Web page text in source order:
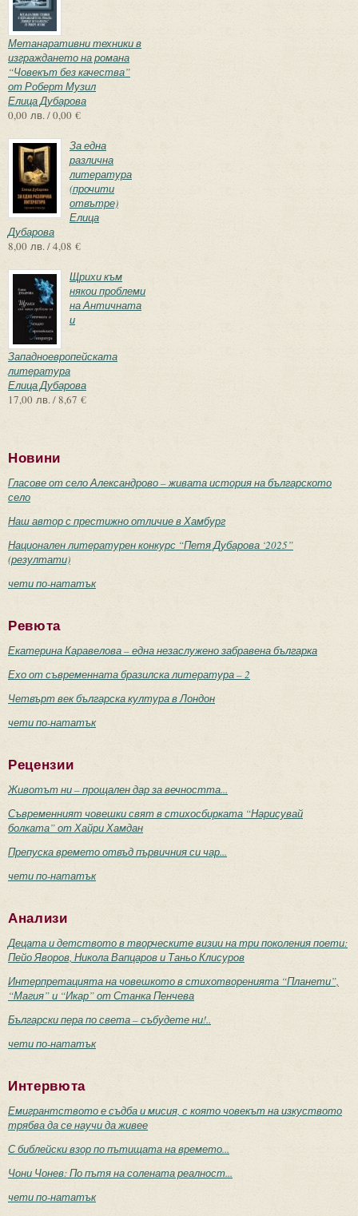
Метанаративни техники в
изграждането на романа
“Човекът без качества”
от Роберт Музил
Елица Дубарова
0,00 лв. / 0,00 €
За една
различна
литература
(прочити
отвътре)
Елица
Дубарова
8,00 лв. / 4,08 €
Щрихи към
някои проблеми
на Античната
и
Западноевропейската
литература
Елица Дубарова
17,00 лв. / 8,67 €
Новини
Гласове от село Александрово – живата история на българското
село
Наш автор с престижно отличие в Хамбург
Национален литературен конкурс “Петя Дубарова ‘2025”
(резултати)
чети по-нататък
Ревюта
Екатерина Каравелова – една незаслужено забравена българка
Ехо от съвременната бразилска литература – 2
Четвърт век българска култура в Лондон
чети по-нататък
Рецензии
Животът ни – прощален дар за вечността...
Съвременният човешки свят в стихосбирката “Нарисувай
болката” от Хайри Хамдан
Препуска времето отвъд първичния си чар...
чети по-нататък
Анализи
Децата и детството в творческите визии на три поколения поети:
Пейо Яворов, Никола Вапцаров и Таньо Клисуров
Интерпретацията на човешкото в стихотворенията “Планети”,
“Магия” и “Икар” от Станка Пенчева
Български пера по света – събудете ни!..
чети по-нататък
Интервюта
Емигрантството е съдба и мисия, с която човекът на изкуството
трябва да се научи да живее
С библейски взор по пътищата на времето...
Чони Чонев: По пътя на солената реалност...
чети по-нататък